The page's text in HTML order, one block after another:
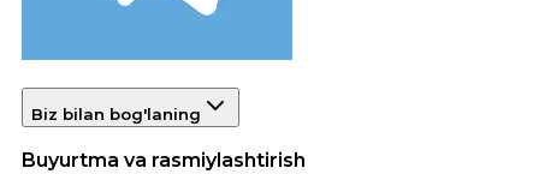
Biz bilan bog'laning
Buyurtma va rasmiylashtirish